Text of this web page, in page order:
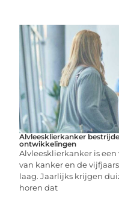
Alvleesklierkanker
ontwikkelingen
Alvleesklierkanker is
van kanker en de
laag. Jaarlijks krijgen
horen dat